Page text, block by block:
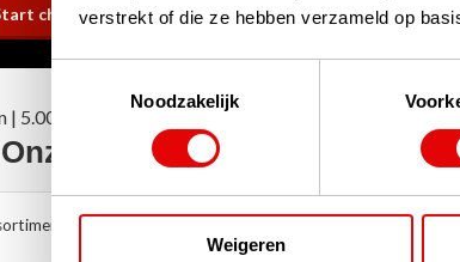
verstrekt of die ze hebben verzameld op
Toestemmingsselectie
Noodzakelijk
Weigeren
chat
| 5.000+ Reviews | Trusted Shops, TrustPilot, Google
klanten aan het woord
A-merken!
Vóór 15:00 besteld,